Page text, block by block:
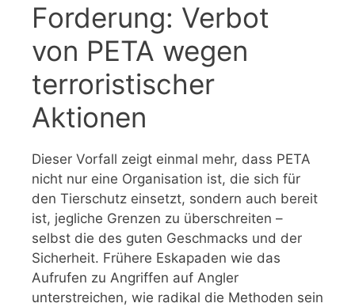
Forderung: Verbot
von PETA wegen
terroristischer
Aktionen
Dieser Vorfall zeigt einmal mehr, dass PETA
nicht nur eine Organisation ist, die sich für
den Tierschutz einsetzt, sondern auch bereit
ist, jegliche Grenzen zu überschreiten –
selbst die des guten Geschmacks und der
Sicherheit. Frühere Eskapaden wie das
Aufrufen zu Angriffen auf Angler
unterstreichen, wie radikal die Methoden sein